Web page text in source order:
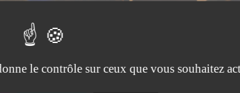
Piron »à Bruxelles
le contrôle sur ceux que vous souhaitez